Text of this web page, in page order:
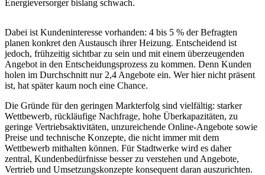
Energieversorger bislang schwach.
Dabei ist Kundeninteresse vorhanden: 4 bis 5 % der Befragten
planen konkret den Austausch ihrer Heizung. Entscheidend ist
jedoch, frühzeitig sichtbar zu sein und mit einem überzeugenden
Angebot in den Entscheidungsprozess zu kommen. Denn Kunden
holen im Durchschnitt nur 2,4 Angebote ein. Wer hier nicht präsent
ist, hat später kaum noch eine Chance.
Die Gründe für den geringen Markterfolg sind vielfältig: starker
Wettbewerb, rückläufige Nachfrage, hohe Überkapazitäten, zu
geringe Vertriebsaktivitäten, unzureichende Online-Angebote sowie
Preise und technische Konzepte, die nicht immer mit dem
Wettbewerb mithalten können. Für Stadtwerke wird es daher
zentral, Kundenbedürfnisse besser zu verstehen und Angebote,
Vertrieb und Umsetzungskonzepte konsequent daran auszurichten.